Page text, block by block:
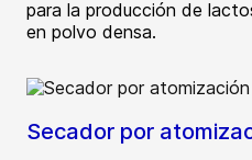
para la producción de
en polvo densa.
Secador por